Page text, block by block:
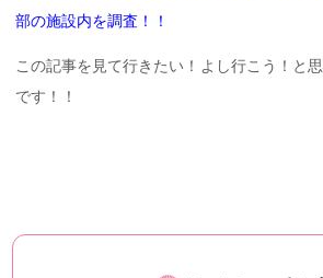
部の施設内を調査！！
この記事を見て行きたい！よし行こう！と
です！！